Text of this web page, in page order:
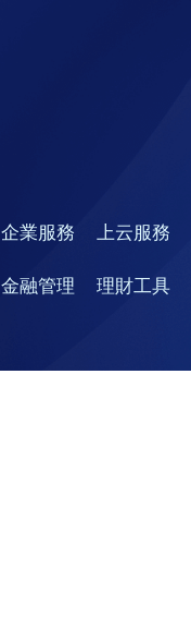
企業服務 上云服務
金融管理 理財工具